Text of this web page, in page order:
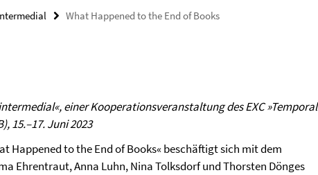
What Happened to the End of Books
einer Kooperationsveranstaltung des EXC »Temporal
15.–17. Juni 2023
Happened to the End of Books« beschäftigt sich mit dem
Ehrentraut, Anna Luhn, Nina Tolksdorf und Thorsten Dönges